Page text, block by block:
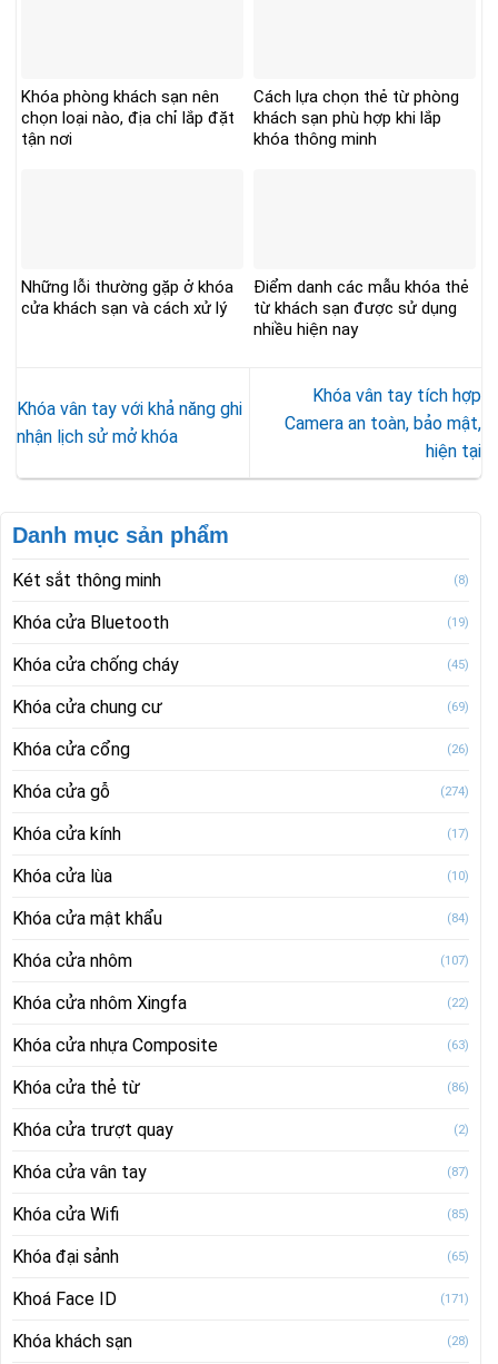
Khóa phòng khách sạn nên
chọn loại nào, địa chỉ lắp đặt
tận nơi
Cách lựa chọn thẻ từ phòng
khách sạn phù hợp khi lắp
khóa thông minh
Những lỗi thường gặp ở khóa
cửa khách sạn và cách xử lý
Điểm danh các mẫu khóa thẻ
từ khách sạn được sử dụng
nhiều hiện nay
Khóa vân tay với khả năng ghi
nhận lịch sử mở khóa
Khóa vân tay tích hợp
Camera an toàn, bảo mật,
hiện tại
Danh mục sản phẩm
Két sắt thông minh (8)
Khóa cửa Bluetooth (19)
Khóa cửa chống cháy (45)
Khóa cửa chung cư (69)
Khóa cửa cổng (26)
Khóa cửa gỗ (274)
Khóa cửa kính (17)
Khóa cửa lùa (10)
Khóa cửa mật khẩu (84)
Khóa cửa nhôm (107)
Khóa cửa nhôm Xingfa (22)
Khóa cửa nhựa Composite (63)
Khóa cửa thẻ từ (86)
Khóa cửa trượt quay (2)
Khóa cửa vân tay (87)
Khóa cửa Wifi (85)
Khóa đại sảnh (65)
Khoá Face ID (171)
Khóa khách sạn (28)